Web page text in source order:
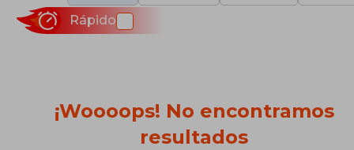
Rápido
¡Woooops! No encontramos
resultados